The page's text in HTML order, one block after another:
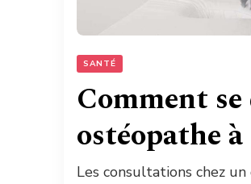
SANTÉ
Comment
ostéopathe
Les consultations chez